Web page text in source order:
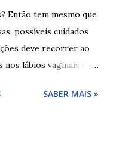
Então tem mesmo que
possíveis cuidados
deve recorrer ao
nos lábios vaginais Os
ou actos mais
SABER MAIS »